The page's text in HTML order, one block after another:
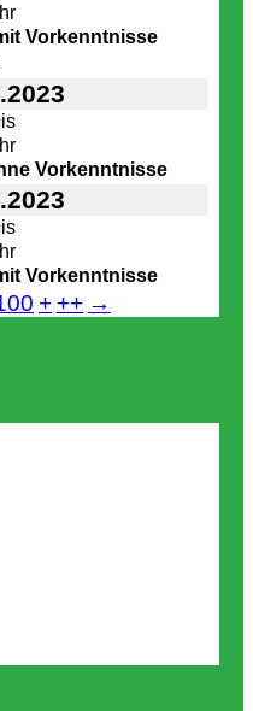
Vorkenntnisse
Vorkenntnisse
Vorkenntnisse
+ ++ →